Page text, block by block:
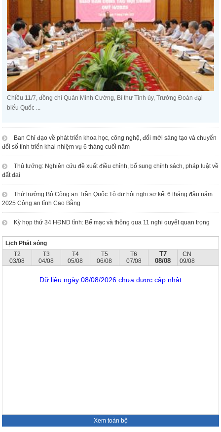
Chiều 11/7, đồng chí Quản Minh Cường, Bí thư Tỉnh ủy, Trưởng Đoàn đại
biểu Quốc ...
Ban Chỉ đạo về phát triển khoa học, công nghệ, đổi mới sáng tạo và chuyển
đổi số tỉnh triển khai nhiệm vụ 6 tháng cuối năm
Thủ tướng: Nghiên cứu đề xuất điều chỉnh, bổ sung chính sách, pháp luật về
đất đai
Thứ trưởng Bộ Công an Trần Quốc Tỏ dự hội nghị sơ kết 6 tháng đầu năm
2025 Công an tỉnh Cao Bằng
Kỳ họp thứ 34 HĐND tỉnh: Bế mạc và thông qua 11 nghị quyết quan trọng
Lịch Phát sóng
T2
03/08
T3
04/08
T4
05/08
T5
06/08
T6
07/08
T7
08/08
CN
09/08
Dữ liệu ngày 08/08/2026 chưa được cập nhật
Xem toàn bộ